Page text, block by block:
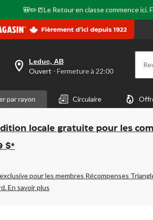
🎒✏️📒Le Retour en classe commence ici.
votre
est
Leduc,
AB,
Ouvert,
Fermeture
à
pour
changer
Leduc, AB
Ouvert ⋅ Fermeture à 22:00
par rayon Circulaire
locale gratuite pour les
$*
pour les membres Récompenses
En savoir plus